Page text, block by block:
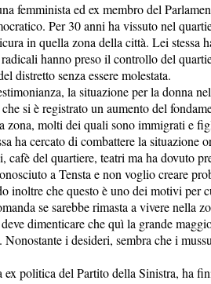
femminista ed ex membro del
Per 30 anni ha vissuto nel
in quella zona della città. Lei stessa
hanno preso il controllo del
distretto senza essere molestata.
la situazione per la donna
si è registrato un aumento del
zona, molti dei quali sono immigrati e
ha cercato di combattere la situazione
del quartiere, teatri ma ha dovuto
a Tensta e non voglio creare
inoltre che questo è uno dei motivi per
se sarebbe rimasta a vivere nella
dimenticare che quì la grande
Nonostante i desideri, sembra che i
politica del Partito della Sinistra, ha